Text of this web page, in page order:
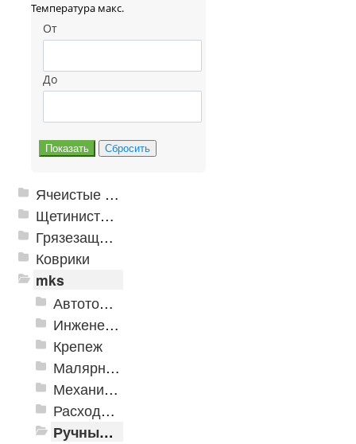
Температура макс.
От
До
Ячеистые грязезащитные покрытия
Щетинистые покрытия
Грязезащитные, влаговпитывающие покрытия
Коврики
mks
Автотовары
Инженерная сантехника и инструменты
Крепеж
Малярно-штукатурные инструменты
Механизированные инструменты
Расходные инструменты
Ручные инструменты